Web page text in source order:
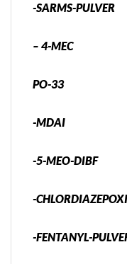
-SARMS-PULVER
– 4-MEC
PO-33
-MDAI
-5-MEO-DIBF
-
-FENTANYL-